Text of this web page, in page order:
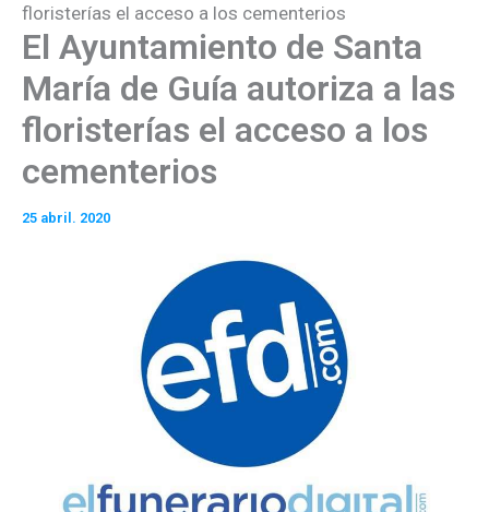
floristerías el acceso a los cementerios
El Ayuntamiento de Santa
María de Guía autoriza a las
floristerías el acceso a los
cementerios
25 abril. 2020